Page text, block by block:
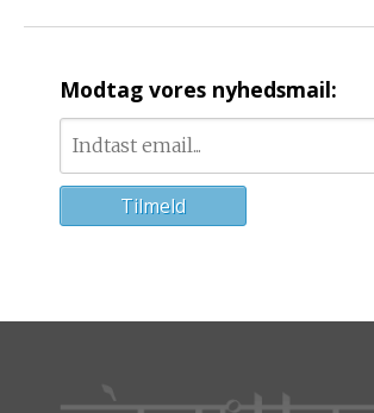
Modtag vores nyhedsmail: